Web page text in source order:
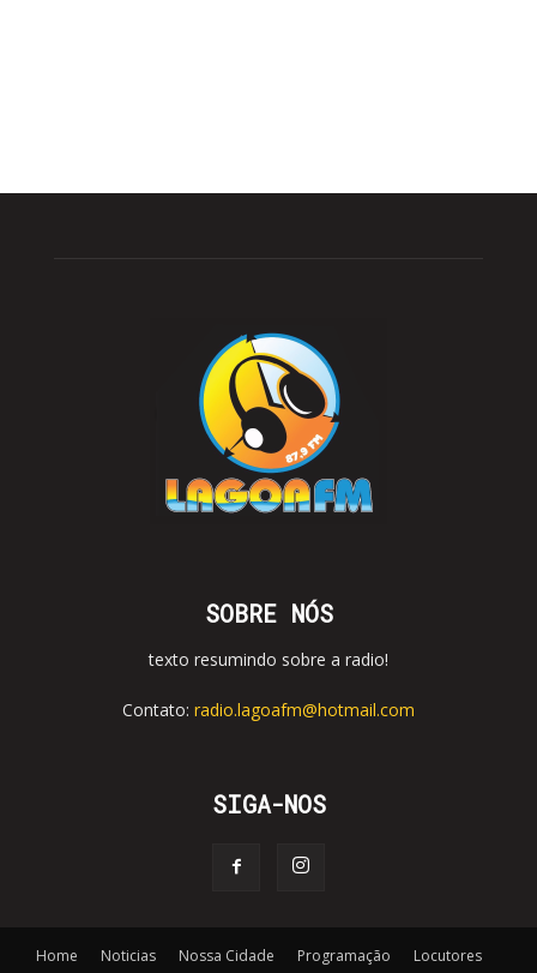
SOBRE NÓS
texto resumindo sobre a radio!
Contato: radio.lagoafm@hotmail.com
SIGA-NOS
Home Noticias Nossa Cidade Programação
Locutores